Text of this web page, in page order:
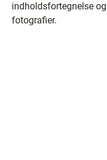
indholdsfortegnelse
fotografier.